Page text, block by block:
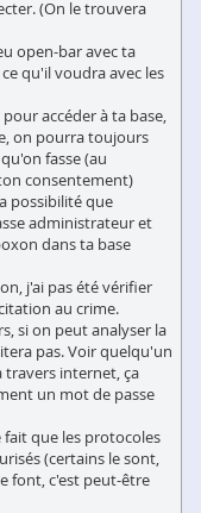
(On le trouvera
open-bar avec ta
qu'il voudra avec les
accéder à ta base,
on pourra toujours
fasse (au
consentement)
possibilité que
administrateur et
dans ta base
j'ai pas été vérifier
au crime.
si on peut analyser la
pas. Voir quelqu'un
travers internet, ça
un mot de passe
que les protocoles
(certains le sont,
font, c'est peut-être